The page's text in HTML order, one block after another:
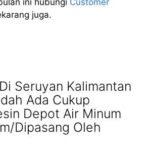
juga.
Seruyan Kalimantan
Ada Cukup
Depot Air Minum
Dipasang Oleh